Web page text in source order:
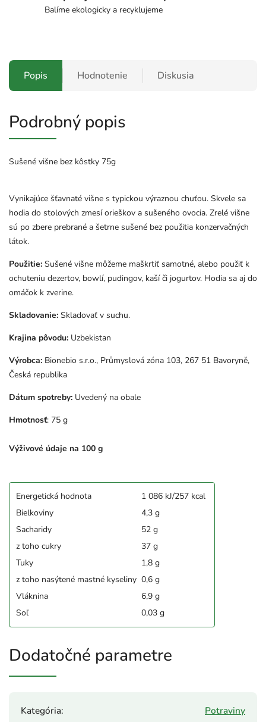
Balíme ekologicky a recyklujeme
Popis Hodnotenie Diskusia
Podrobný popis
Sušené višne bez kôstky 75g
Vynikajúce šťavnaté višne s typickou výraznou chuťou. Skvele sa
hodia do stolových zmesí orieškov a sušeného ovocia. Zrelé višne
sú po zbere prebrané a šetrne sušené bez použitia konzervačných
látok.
Použitie: Sušené višne môžeme maškrtiť samotné, alebo použiť k
ochuteniu dezertov, bowlí, pudingov, kaší či jogurtov. Hodia sa aj do
omáčok k zverine.
Skladovanie: Skladovať v suchu.
Krajina pôvodu: Uzbekistan
Výrobca: Bionebio s.r.o., Průmyslová zóna 103, 267 51 Bavoryně,
Česká republika
Dátum spotreby: Uvedený na obale
Hmotnosť: 75 g
Výživové údaje na 100 g
Energetická hodnota
1 086 kJ/257 kcal
Bielkoviny
4,3 g
Sacharidy
52 g
z toho cukry
37 g
Tuky
1,8 g
z toho nasýtené mastné kyseliny 0,6 g
Vláknina
6,9 g
Soľ
0,03 g
Dodatočné parametre
Kategória:
Potraviny